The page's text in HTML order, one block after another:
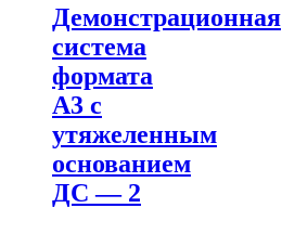
Демонстрационная
система
формата
А3 с
утяжеленным
основанием
ДС — 2